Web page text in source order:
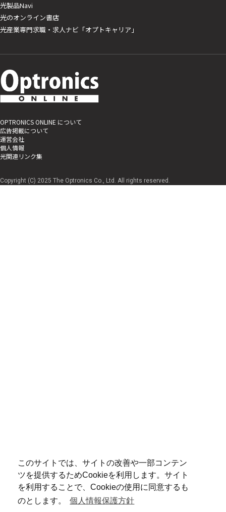
このサイトでは、サイトの改善や一部コンテン
ツを提供するためCookieを利用します。サイト
を利用することで、Cookieの使用に同意するも
のとします。
個人情報保護方針
光製品Navi
光のオンライン書店
光産業専門求職・求人ナビ「オプトキャリア」
OPTRONICS ONLINE について
広告掲載について
運営会社
個人情報
光関連リンク集
Copyright (C) 2025 The Optronics Co., Ltd. All rights reserved.